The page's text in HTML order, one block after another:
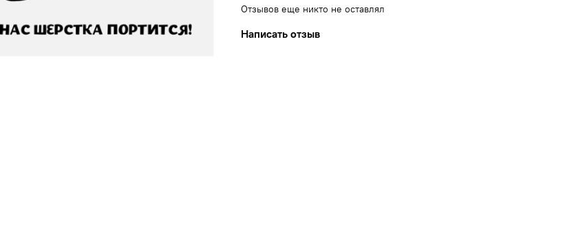
Отзывов еще никто не оставлял
Написать отзыв